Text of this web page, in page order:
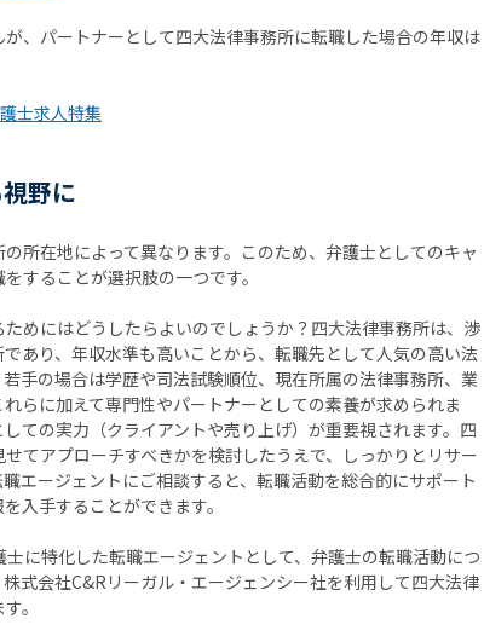
、パートナーとして四大法律事務所に転職した場合の年収は
士求人特集
野に
所在地によって異なります。このため、弁護士としてのキャ
することが選択肢の一つです。
めにはどうしたらよいのでしょうか？四大法律事務所は、渉
あり、年収水準も高いことから、転職先として人気の高い法
手の場合は学歴や司法試験順位、現在所属の法律事務所、業
らに加えて専門性やパートナーとしての素養が求められま
ての実力（クライアントや売り上げ）が重要視されます。四
てアプローチすべきかを検討したうえで、しっかりとリサー
エージェントにご相談すると、転職活動を総合的にサポート
入手することができます。
に特化した転職エージェントとして、弁護士の転職活動につ
式会社C&Rリーガル・エージェンシー社を利用して四大法律
。